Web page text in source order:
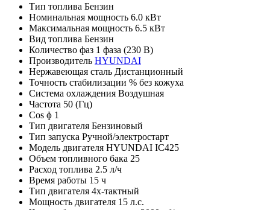
Тип топлива Бензин
Номинальная мощность 6.0 кВт
Максимальная мощность 6.5 кВт
Вид топлива Бензин
Количество фаз 1 фаза (230 В)
Производитель HYUNDAI
Нержавеющая сталь Дистанционный
Точность стабилизации % без кожуха
Система охлаждения Воздушная
Частота 50 (Гц)
Cos ɸ 1
Тип двигателя Бензиновый
Тип запуска Ручной/электростарт
Модель двигателя HYUNDAI IC425
Объем топливного бака 25
Расход топлива 2.5 л/ч
Время работы 15 ч
Тип двигателя 4х-тактный
Мощность двигателя 15 л.с.